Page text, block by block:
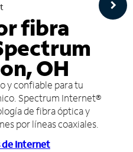
fibra
OH
y confiable para tu
Spectrum Internet®
de fibra óptica y
por líneas coaxiales.
Internet